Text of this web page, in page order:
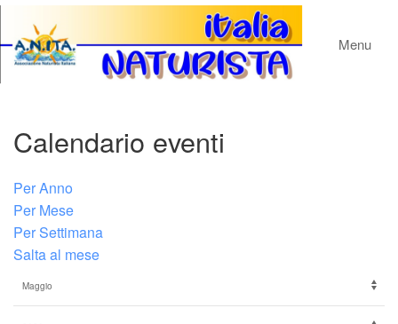
Menu
Calendario eventi
Per Anno
Per Mese
Per Settimana
Salta al mese